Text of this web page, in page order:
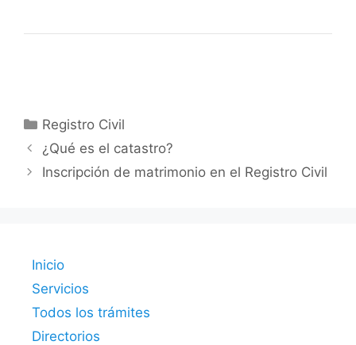
Categorías
Registro Civil
¿Qué es el catastro?
Inscripción de matrimonio en el Registro Civil
Inicio
Servicios
Todos los trámites
Directorios